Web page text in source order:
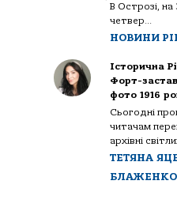
В Острозі, на
четвер...
НОВИНИ
Історична
Форт-
фото 1916
Сьогодні
читачам
архівні
ТЕТЯНА
БЛАЖЕНКО